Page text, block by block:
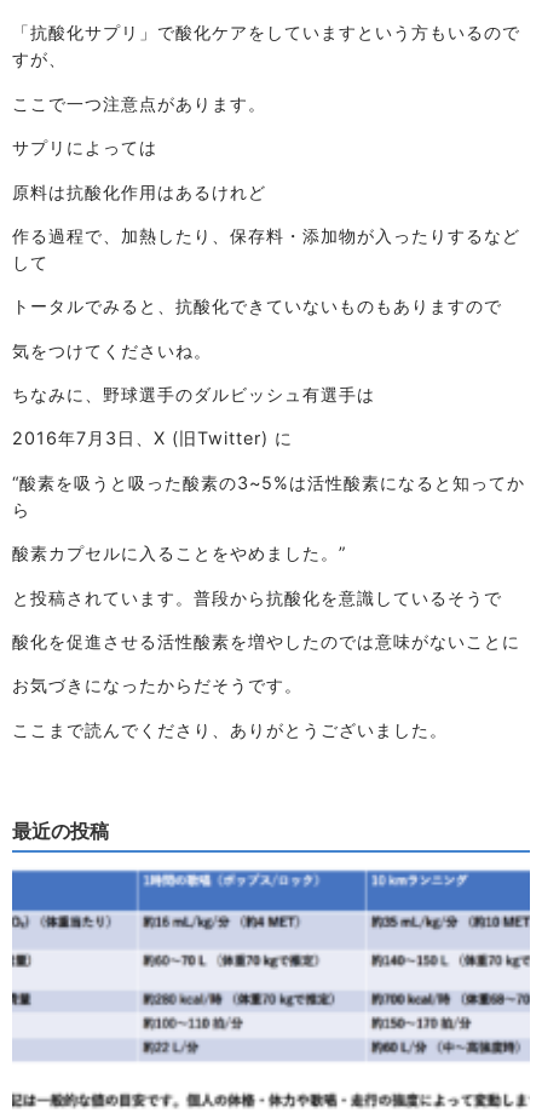
「抗酸化サプリ」で酸化ケアをしていますという方もいるので
すが、
ここで一つ注意点があります。
サプリによっては
原料は抗酸化作用はあるけれど
作る過程で、加熱したり、保存料・添加物が入ったりするなど
して
トータルでみると、抗酸化できていないものもありますので
気をつけてくださいね。
ちなみに、野球選手のダルビッシュ有選手は
2016年7月3日、X (旧Twitter) に
“酸素を吸うと吸った酸素の3~5%は活性酸素になると知ってか
ら
酸素カプセルに入ることをやめました。”
と投稿されています。普段から抗酸化を意識しているそうで
酸化を促進させる活性酸素を増やしたのでは意味がないことに
お気づきになったからだそうです。
ここまで読んでくださり、ありがとうございました。
最近の投稿